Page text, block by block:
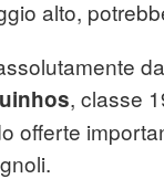
alto,
, classe
offerte